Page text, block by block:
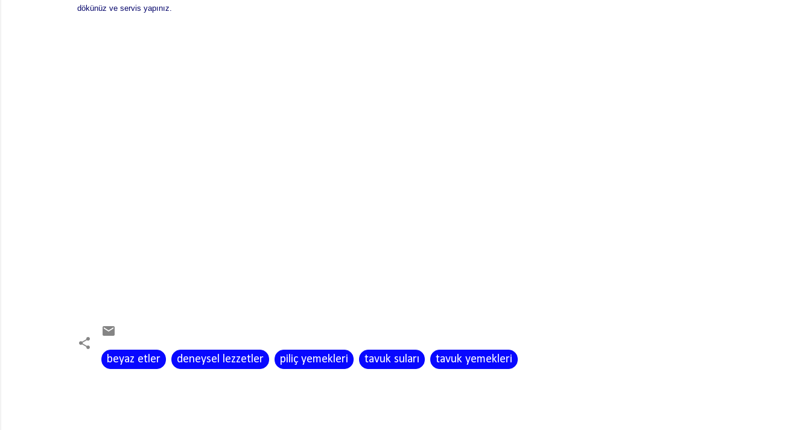
dökünüz ve servis yapınız.
beyaz etler deneysel lezzetler piliç yemekleri tavuk suları tavuk yemekleri